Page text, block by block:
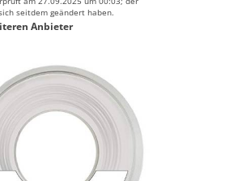
seitdem geändert haben.
Anbieter